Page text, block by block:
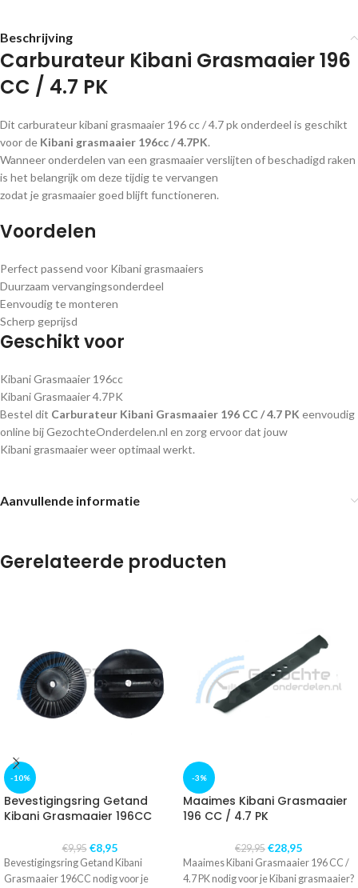
Beschrijving
Carburateur Kibani Grasmaaier 196
CC / 4.7 PK
Dit carburateur kibani grasmaaier 196 cc / 4.7 pk onderdeel is geschikt
voor de Kibani grasmaaier 196cc / 4.7PK.
Wanneer onderdelen van een grasmaaier verslijten of beschadigd raken
is het belangrijk om deze tijdig te vervangen
zodat je grasmaaier goed blijft functioneren.
Voordelen
Perfect passend voor Kibani grasmaaiers
Duurzaam vervangingsonderdeel
Eenvoudig te monteren
Scherp geprijsd
Geschikt voor
Kibani Grasmaaier 196cc
Kibani Grasmaaier 4.7PK
Bestel dit Carburateur Kibani Grasmaaier 196 CC / 4.7 PK eenvoudig
online bij GezochteOnderdelen.nl en zorg ervoor dat jouw
Kibani grasmaaier weer optimaal werkt.
Aanvullende informatie
Gerelateerde producten
-10%
Bevestigingsring Getand
Kibani Grasmaaier 196CC
€9,95 €8,95
Bevestigingsring Getand Kibani
Grasmaaier 196CC nodig voor je
-3%
Maaimes Kibani Grasmaaier
196 CC / 4.7 PK
€29,95 €28,95
Maaimes Kibani Grasmaaier 196 CC /
4.7 PK nodig voor je Kibani grasmaaier?